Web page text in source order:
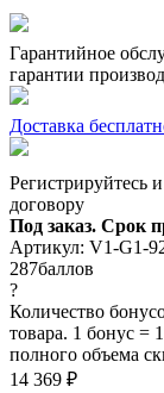
Гарантийное
гарантии
Доставка
Регистрируйтесь
договору
Под заказ. Срок
Артикул: V1-G1-
287баллов
?
Количество
товара. 1 бонус =
полного объема
14 369 ₽